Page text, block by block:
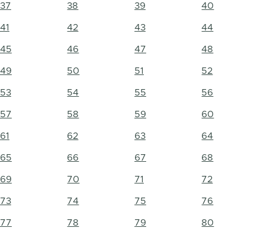
37 38 39 40
41 42 43 44
45 46 47 48
49 50 51 52
53 54 55 56
57 58 59 60
61 62 63 64
65 66 67 68
69 70 71 72
73 74 75 76
77 78 79 80